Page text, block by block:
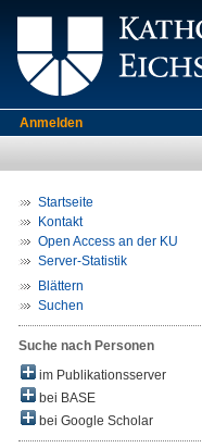
Anmelden
Startseite
Kontakt
Open Access an der KU
Server-Statistik
Blättern
Suchen
Suche nach Personen
im Publikationsserver
bei BASE
bei Google Scholar